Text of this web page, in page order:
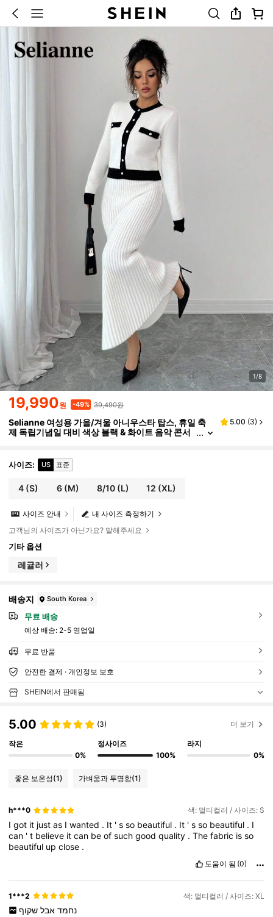
1/8
19,990원 -49% 39,490원
Selianne 여성용 가을/겨울 아니우스타 탑스, 휴일 축
제 독립기념일 대비 색상 블랙 & 화이트 음악 콘서
트 스트릿웨어 빈티지 스톡홀름 스타일 교사 사무
공예 특별 니트 섬세하고 우아한 미니멀리스트 시크 다
용도 니트 스웨터 가디건 니트 스웨터 스커트 투피스 세
5.00 (3)
사이즈: US 표준
4 (S) 6 (M) 8/10(L) 12 (XL)
내 사이즈 측정하기
사이즈 안내
고객님의 사이즈가 아닌가요? 말해주세요
기타 옵션
레귤러
배송지 South Korea
무료 배송
예상 배송: 2-5 영업일
무료 반품
안전한 결제 · 개인정보 보호
SHEIN에서 판매됨
5.00 (3) 더 보기
작은
0%
정사이즈
100%
라지
0%
좋은 보온성(1) 가벼움과 투명함(1)
h***0 색: 멀티컬러 / 사이즈: S
Igot it justas Iwanted . It 'sso beautiful . It 'sso beautiful . I
can 't believe itcan beofsuchgoodquality .Thefabric isso
beautiful upclose .
도움이 됨 (0)
1***2 색: 멀티컬러 / 사이즈: XL
נחמדאבלשקוף